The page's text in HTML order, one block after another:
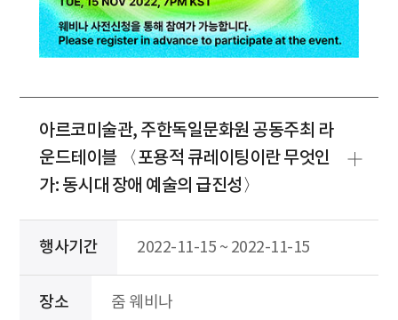
아르코미술관, 주한독일문화원 공동주최 라
운드테이블 〈포용적 큐레이팅이란 무엇인
가: 동시대 장애 예술의 급진성〉
행사기간 2022-11-15 ~ 2022-11-15
장소 줌 웨비나